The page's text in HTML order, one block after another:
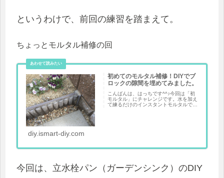
というわけで、前回の練習を踏まえて。
ちょっとモルタル補修の回
初めてのモルタル補修！DIYでブ
ロックの隙間を埋めてみました。
こんばんは、はっちです^^♪今回は「初
モルタル」にチャレンジです。水を加え
て練るだけのインスタントモルタルです
diy.ismart-diy.com
今回は、立水栓パン（ガーデンシンク）のDIY